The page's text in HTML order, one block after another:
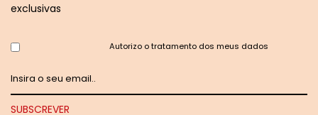
exclusivas
Autorizo o tratamento dos meus dados